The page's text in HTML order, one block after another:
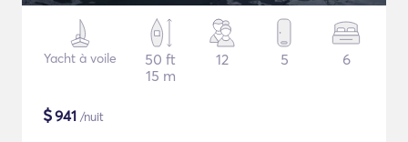
Yacht à voile
50 ft
15 m
12 5 6
$941 /nuit